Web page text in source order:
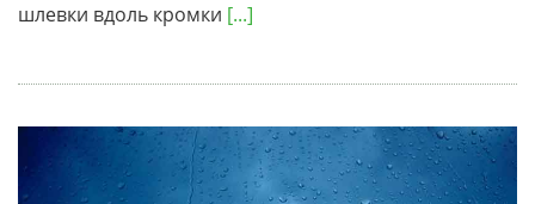
шлевки вдоль кромки [...]